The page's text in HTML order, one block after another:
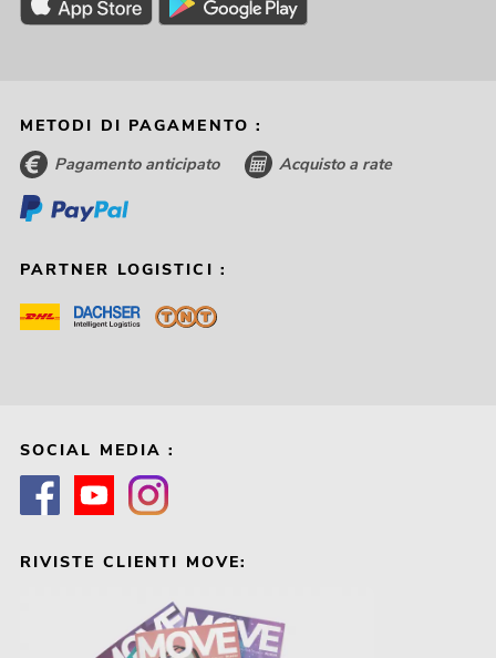
METODI DI PAGAMENTO :
Pagamento anticipato Acquisto a rate
PARTNER LOGISTICI :
SOCIAL MEDIA :
RIVISTE CLIENTI MOVE: